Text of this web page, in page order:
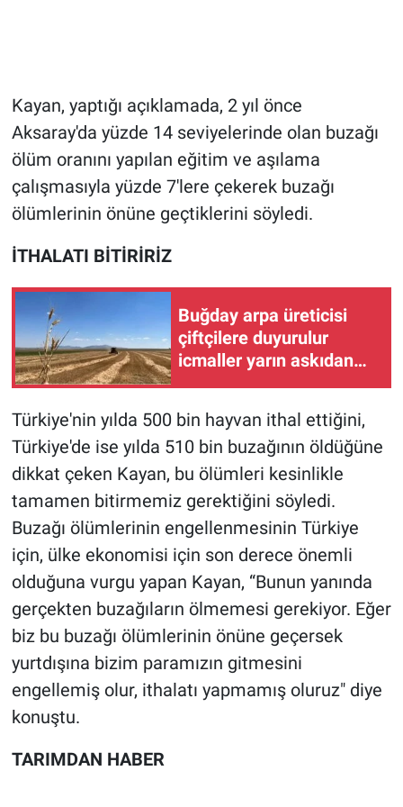
Kayan, yaptığı açıklamada, 2 yıl önce
Aksaray'da yüzde 14 seviyelerinde olan buzağı
ölüm oranını yapılan eğitim ve aşılama
çalışmasıyla yüzde 7'lere çekerek buzağı
ölümlerinin önüne geçtiklerini söyledi.
İTHALATI BİTİRİRİZ
Buğday arpa üreticisi
çiftçilere duyurulur
icmaller yarın askıdan
iniyor!
Türkiye'nin yılda 500 bin hayvan ithal ettiğini,
Türkiye'de ise yılda 510 bin buzağının öldüğüne
dikkat çeken Kayan, bu ölümleri kesinlikle
tamamen bitirmemiz gerektiğini söyledi.
Buzağı ölümlerinin engellenmesinin Türkiye
için, ülke ekonomisi için son derece önemli
olduğuna vurgu yapan Kayan, “Bunun yanında
gerçekten buzağıların ölmemesi gerekiyor. Eğer
biz bu buzağı ölümlerinin önüne geçersek
yurtdışına bizim paramızın gitmesini
engellemiş olur, ithalatı yapmamış oluruz" diye
konuştu.
TARIMDAN HABER